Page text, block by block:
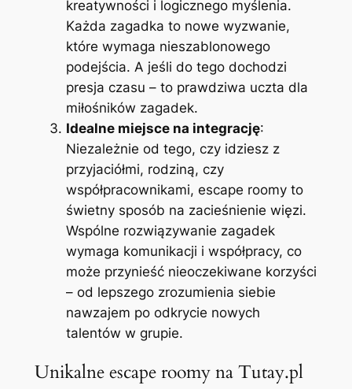
kreatywności i logicznego myślenia.
Każda zagadka to nowe wyzwanie,
które wymaga nieszablonowego
podejścia. A jeśli do tego dochodzi
presja czasu – to prawdziwa uczta dla
miłośników zagadek.
Idealne miejsce na integrację:
Niezależnie od tego, czy idziesz z
przyjaciółmi, rodziną, czy
współpracownikami, escape roomy to
świetny sposób na zacieśnienie więzi.
Wspólne rozwiązywanie zagadek
wymaga komunikacji i współpracy, co
może przynieść nieoczekiwane korzyści
– od lepszego zrozumienia siebie
nawzajem po odkrycie nowych
talentów w grupie.
Unikalne escape roomy na Tutay.pl